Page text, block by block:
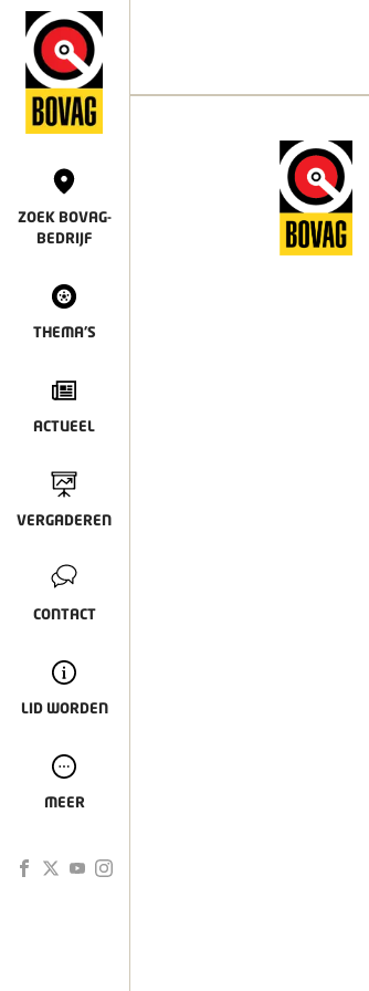
ZOEK BOVAG-
BEDRIJF
THEMA'S
ACTUEEL
VERGADEREN
CONTACT
LID WORDEN
MEER